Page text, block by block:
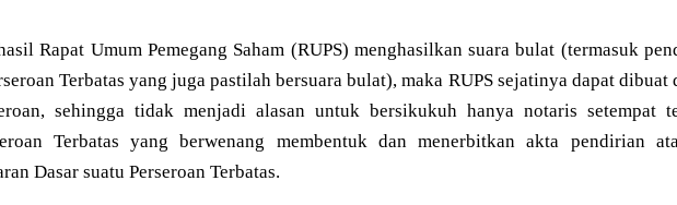
Rapat Umum Pemegang Saham (RUPS) menghasilkan suara bulat (termasuk
Terbatas yang juga pastilah bersuara bulat), maka RUPS sejatinya dapat dibuat
sehingga tidak menjadi alasan untuk bersikukuh hanya notaris setempat
Terbatas yang berwenang membentuk dan menerbitkan akta pendirian
Dasar suatu Perseroan Terbatas.